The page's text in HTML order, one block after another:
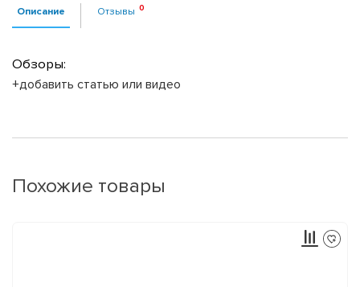
Описание Отзывы
Обзоры:
+добавить статью или видео
Похожие товары